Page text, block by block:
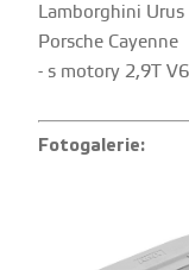
Lamborghini Urus
Porsche Cayenne
- s motory 2,9T
Fotogalerie: